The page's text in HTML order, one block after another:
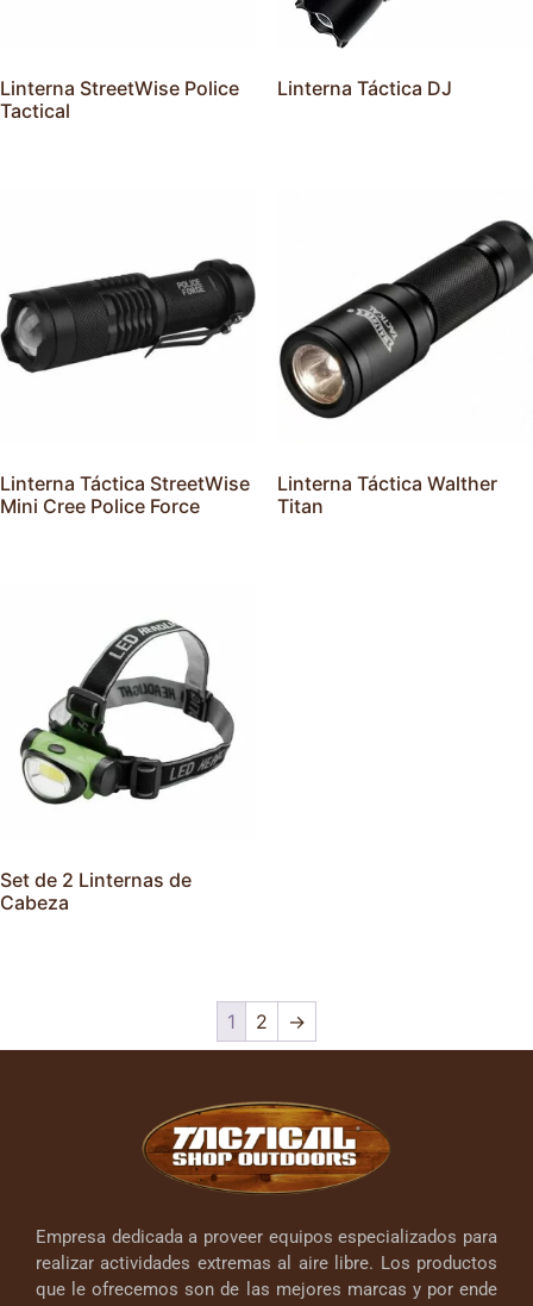
Linterna StreetWise Police
Tactical
Linterna Táctica DJ
Linterna Táctica StreetWise
Mini Cree Police Force
Linterna Táctica Walther
Titan
Set de 2 Linternas de
Cabeza
1 2 →
Empresa dedicada a proveer equipos especializados para
realizar actividades extremas al aire libre. Los productos
que le ofrecemos son de las mejores marcas y por ende